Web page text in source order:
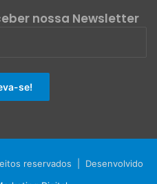
nossa Newsletter
reservados | Desenvolvido